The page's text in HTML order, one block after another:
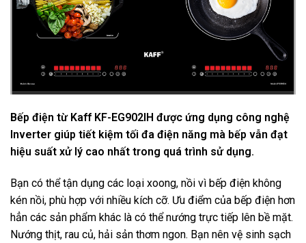
Bếp điện từ Kaff KF-EG902IH được ứng dụng công nghệ
Inverter giúp tiết kiệm tối đa điện năng mà bếp vẫn đạt
hiệu suất xử lý cao nhất trong quá trình sử dụng.
Bạn có thể tận dụng các loại xoong, nồi vì bếp điện không
kén nồi, phù hợp với nhiều kích cỡ. Ưu điểm của bếp điện hơn
hẳn các sản phẩm khác là có thể nướng trực tiếp lên bề mặt.
Nướng thịt, rau củ, hải sản thơm ngon. Bạn nên vệ sinh sạch